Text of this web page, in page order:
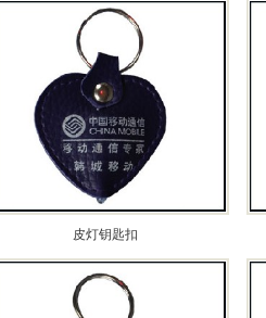
皮灯钥匙扣